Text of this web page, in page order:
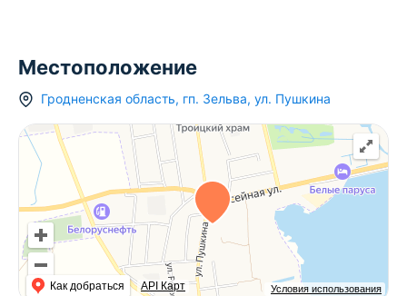
Местоположение
Гродненская область, гп. Зельва, ул. Пушкина
Условия использования
Как добраться API Карт